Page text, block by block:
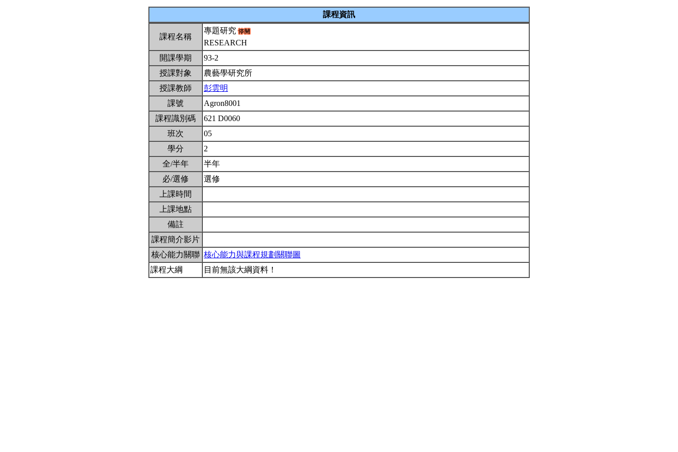
課程資訊
課程名稱
專題研究
RESEARCH
開課學期
93-2
授課對象
農藝學研究所
授課教師
彭雲明
課號
Agron8001
課程識別碼
621 D0060
班次
05
學分
2
全/半年
半年
必/選修
選修
上課時間
上課地點
備註
課程簡介影片
核心能力關聯 核心能力與課程規劃關聯圖
課程大綱
目前無該大綱資料！